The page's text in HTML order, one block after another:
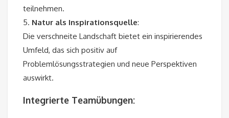
teilnehmen.
5. Natur als Inspirationsquelle:
Die verschneite Landschaft bietet ein inspirierendes
Umfeld, das sich positiv auf
Problemlösungsstrategien und neue Perspektiven
auswirkt.
Integrierte Teamübungen: